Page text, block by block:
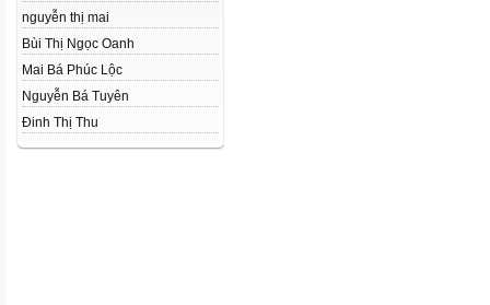
nguyễn thị mai
Bùi Thị Ngọc Oanh
Mai Bá Phúc Lộc
Nguyễn Bá Tuyên
Đinh Thị Thu